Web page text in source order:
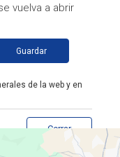
y licores...
la tienda
en todos nuestros
vuelva a abrir
Guardar
de la web y en
Cerrar